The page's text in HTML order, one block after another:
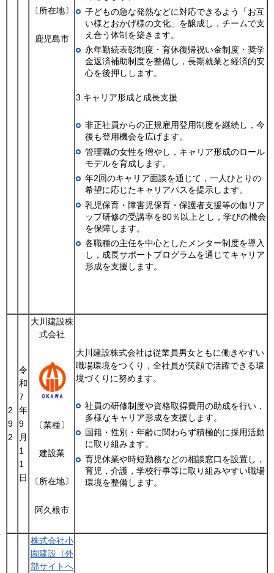
〔所在地〕
鹿児島市
子どもの急な発熱などに対応できるよう「お互
い様とおかげ様の文化」を醸成し，チームで支
え合う体制を築きます。
永年勤続表彰制度・育休復帰祝い金制度・奨学
金返済補助制度を整備し，長期就業と経済的安
心を後押しします。
3.キャリア形成と成長支援
非正社員からの正規雇用登用制度を継続し，今
後も登用機会を広げます。
管理職の女性を増やし，キャリア形成のロール
モデルを育成します。
年2回のキャリア面談を通じて，一人ひとりの
希望に応じたキャリアパスを提示します。
乳児保育・障害児保育・保護者支援等の伽リア
ップ研修の受講率を80％以上とし，学びの機会
を保障します。
各職種の主任を中心としたメンター制度を導入
し，成長サポートプログラムを通じてキャリア
形成を支援します。
2
9
2
令
和
7
年
9
月
1
1
日
大川建設株
式会社
〔業種〕
建設業
〔所在地〕
阿久根市
大川建設株式会社は従業員男女ともに働きやすい
職場環境をつくり，全社員が笑顔で活躍できる環
境づくりに努めます。
社員の研修制度や資格取得費用の助成を行い，
多様なキャリア形成を支援します。
国籍・性別・年齢に関わらず積極的に採用活動
に取り組みます。
育児休業や時短勤務などの相談窓口を設置し，
育児，介護，学校行事等に取り組みやすい職場
環境を整備します。
株式会社小
園建設（外
部サイトへ